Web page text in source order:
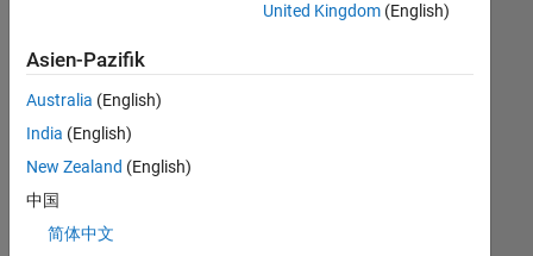
noch
keine
offenen
Stellen
können,
die
United Kingdom(English)
Asien-Pazifik
Australia (English)
India (English)
New Zealand (English)
中国
简体中文